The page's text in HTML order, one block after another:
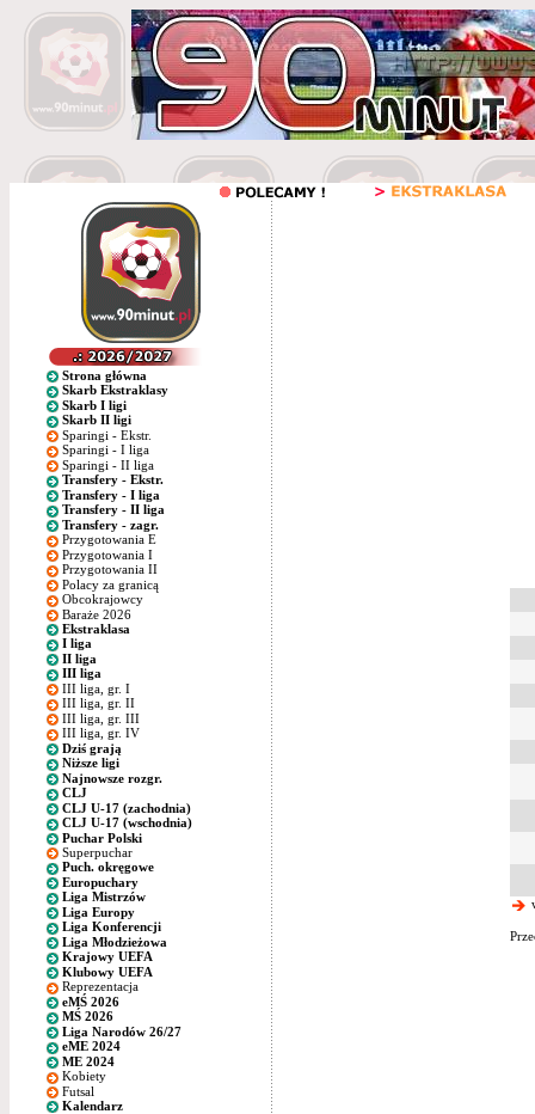
Strona główna
Skarb Ekstraklasy
Skarb I ligi
Skarb II ligi
Sparingi - Ekstr.
Sparingi - I liga
Sparingi - II liga
Transfery - Ekstr.
Transfery - I liga
Transfery - II liga
Transfery - zagr.
Przygotowania E
Przygotowania I
Przygotowania II
Polacy za granicą
Obcokrajowcy
Baraże 2026
Ekstraklasa
I liga
II liga
III liga
III liga, gr. I
III liga, gr. II
III liga, gr. III
III liga, gr. IV
Dziś grają
Niższe ligi
Najnowsze rozgr.
CLJ
CLJ U-17 (zachodnia)
CLJ U-17 (wschodnia)
Puchar Polski
Superpuchar
Puch. okręgowe
Europuchary
Liga Mistrzów
Liga Europy
Liga Konferencji
Liga Młodzieżowa
Krajowy UEFA
Klubowy UEFA
Reprezentacja
eMŚ 2026
MŚ 2026
Liga Narodów 26/27
eME 2024
ME 2024
Kobiety
Futsal
Kalendarz